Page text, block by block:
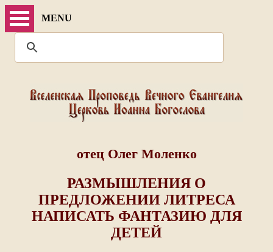
MENU
отец Олег Моленко
РАЗМЫШЛЕНИЯ О
ПРЕДЛОЖЕНИИ ЛИТРЕСА
НАПИСАТЬ ФАНТАЗИЮ ДЛЯ
ДЕТЕЙ